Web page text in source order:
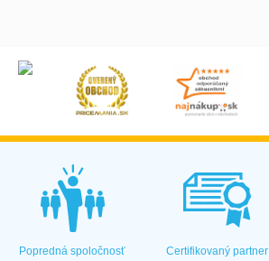
Popredná spoločnosť Certifikovaný partner